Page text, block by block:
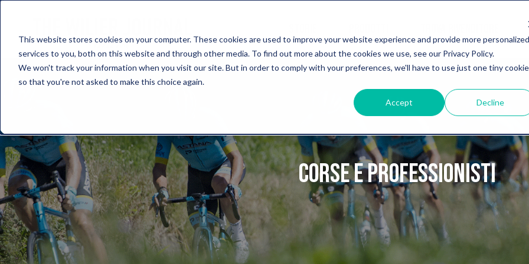
This website stores cookies on your computer. These cookies are used to improve your website experience and provide more personalized
services to you, both on this website and through other media. To find out more about the cookies we use, see our Privacy Policy.
We won't track your information when you visit our site. But in order to comply with your preferences, we'll have to use just one tiny cookie
so that you're not asked to make this choice again.
Accept Decline
CORSE E PROFESSIONISTI